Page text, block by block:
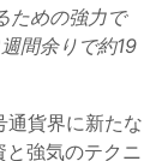
ための強力で
間余りで約19
通貨界に新たな
強気のテクニ